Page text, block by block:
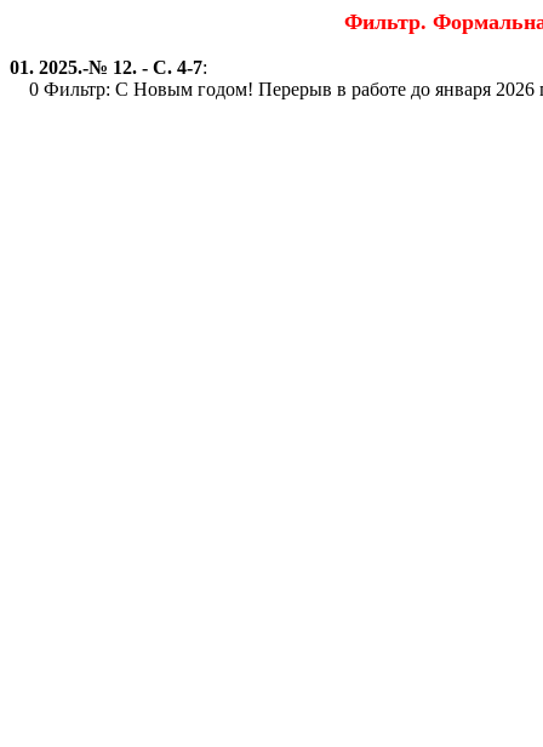
Фильтр.
01. 2025.-№ 12. - С. 4-7:
0 Фильтр: С Новым годом! Перерыв в работе до января 2026